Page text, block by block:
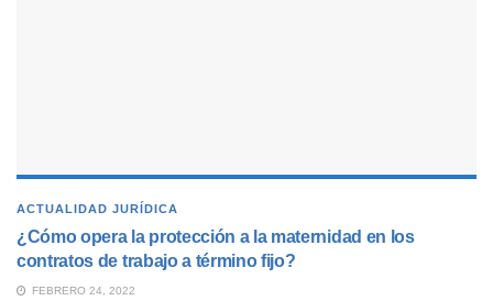
ACTUALIDAD JURÍDICA
¿Cómo opera la protección a la maternidad en los
contratos de trabajo a término fijo?
FEBRERO 24, 2022